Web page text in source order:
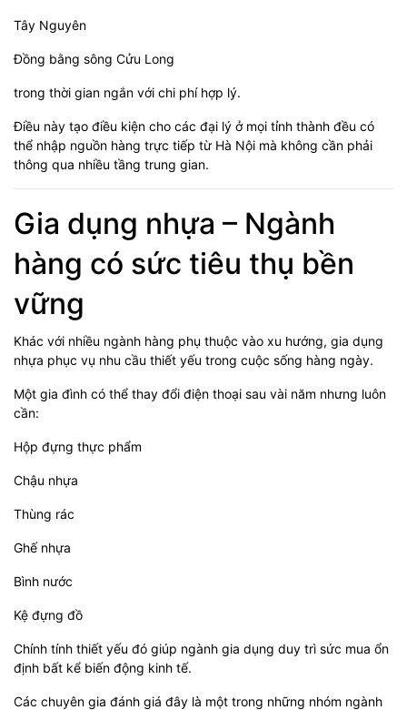
Tây Nguyên
Đồng bằng sông Cửu Long
trong thời gian ngắn với chi phí hợp lý.
Điều này tạo điều kiện cho các đại lý ở mọi tỉnh thành đều có
thể nhập nguồn hàng trực tiếp từ Hà Nội mà không cần phải
thông qua nhiều tầng trung gian.
Gia dụng nhựa – Ngành
hàng có sức tiêu thụ bền
vững
Khác với nhiều ngành hàng phụ thuộc vào xu hướng, gia dụng
nhựa phục vụ nhu cầu thiết yếu trong cuộc sống hàng ngày.
Một gia đình có thể thay đổi điện thoại sau vài năm nhưng luôn
cần:
Hộp đựng thực phẩm
Chậu nhựa
Thùng rác
Ghế nhựa
Bình nước
Kệ đựng đồ
Chính tính thiết yếu đó giúp ngành gia dụng duy trì sức mua ổn
định bất kể biến động kinh tế.
Các chuyên gia đánh giá đây là một trong những nhóm ngành